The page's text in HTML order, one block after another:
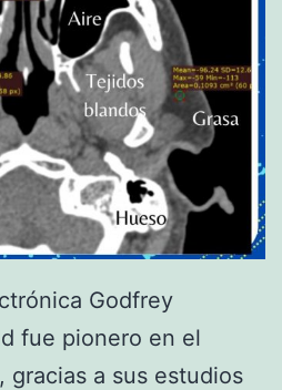
Godfrey
fue pionero en el
gracias a sus estudios